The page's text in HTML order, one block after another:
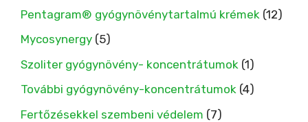
Pentagram® gyógynövénytartalmú krémek (12)
Mycosynergy (5)
Szoliter gyógynövény- koncentrátumok (1)
További gyógynövény-koncentrátumok (4)
Fertőzésekkel szembeni védelem (7)